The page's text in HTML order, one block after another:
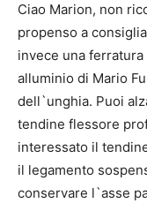
Ciao Marion, non
propenso a
invece una
alluminio di Mario
dell`unghia. Puoi
tendine flessore
interessato il
il legamento
conservare l`asse